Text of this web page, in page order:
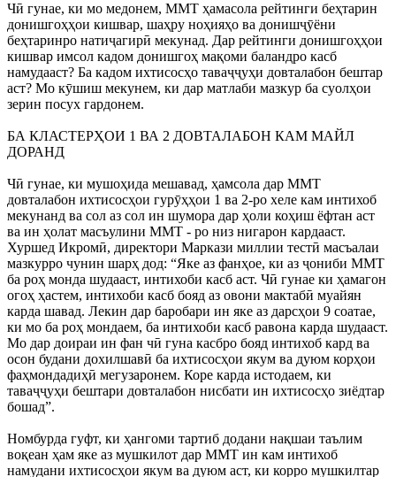
Чӣ гунае, ки мо медонем, ММТ ҳамасола рейтинги беҳтарин
донишгоҳҳои кишвар, шаҳру ноҳияҳо ва донишҷӯёни
беҳтаринро натиҷагирӣ мекунад. Дар рейтинги донишгоҳҳои
кишвар имсол кадом донишгоҳ мақоми баландро касб
намудааст? Ба кадом ихтисосҳо таваҷҷуҳи довталабон бештар
аст? Мо кӯшиш мекунем, ки дар матлаби мазкур ба суолҳои
зерин посух гардонем.
БА КЛАСТЕРҲОИ 1 ВА 2 ДОВТАЛАБОН КАМ МАЙЛ
ДОРАНД
Чӣ гунае, ки мушоҳида мешавад, ҳамсола дар ММТ
довталабон ихтисосҳои гурӯҳҳои 1 ва 2-ро хеле кам интихоб
мекунанд ва сол аз сол ин шумора дар ҳоли коҳиш ёфтан аст
ва ин ҳолат масъулини ММТ - ро низ нигарон кардааст.
Хуршед Икромӣ, директори Маркази миллии тестӣ масъалаи
мазкурро чунин шарҳ дод: “Яке аз фанҳое, ки аз ҷониби ММТ
ба роҳ монда шудааст, интихоби касб аст. Чӣ гунае ки ҳамагон
огоҳ ҳастем, интихоби касб бояд аз овони мактабӣ муайян
карда шавад. Лекин дар баробари ин яке аз дарсҳои 9 соатае,
ки мо ба роҳ мондаем, ба интихоби касб равона карда шудааст.
Мо дар доираи ин фан чӣ гуна касбро бояд интихоб кард ва
осон будани дохилшавӣ ба ихтисосҳои якум ва дуюм корҳои
фаҳмондадиҳӣ мегузаронем. Коре карда истодаем, ки
таваҷҷуҳи бештари довталабон нисбати ин ихтисосҳо зиёдтар
бошад”.
Номбурда гуфт, ки ҳангоми тартиб додани нақшаи таълим
воқеан ҳам яке аз мушкилот дар ММТ ин кам интихоб
намудани ихтисосҳои якум ва дуюм аст, ки корро мушкилтар